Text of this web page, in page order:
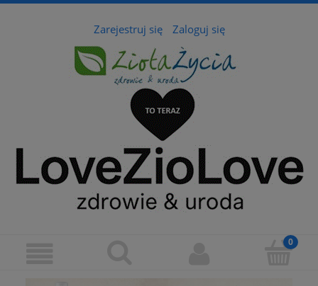
Zarejestruj się Zaloguj się